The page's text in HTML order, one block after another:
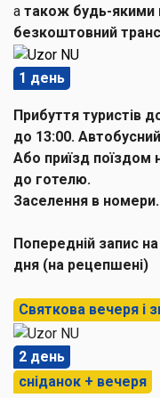
а також будь-якими
безкоштовний
1 день
Прибуття туристів
до 13:00.
Або приїзд поїздом
до готелю.
Заселення в номери.
Попередній запис
дня (на рецепшені)
Святкова вечеря і
2 день
сніданок + вечеря